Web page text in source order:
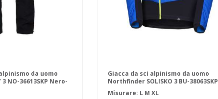
da uomo
NO-36613SKP Nero-
Giacca da sci alpinismo da uomo
Northfinder SOLISKO 3 BU-38063SKP
DARKBLUEBLACK
Misurare: L M XL